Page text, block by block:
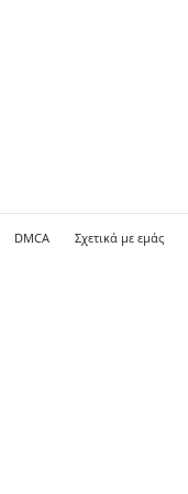
DMCA Σχετικά με εμάς